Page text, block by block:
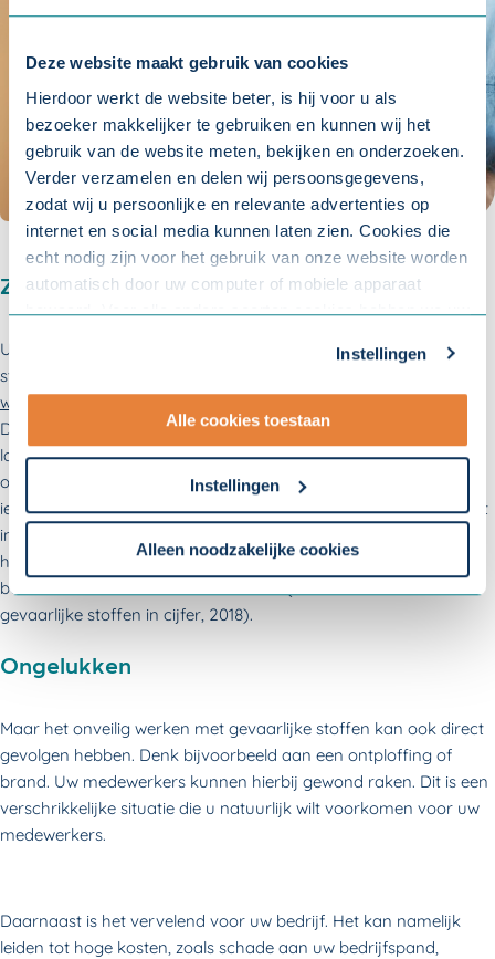
Deze website maakt gebruik van cookies
Hierdoor werkt de website beter, is hij voor u als
bezoeker makkelijker te gebruiken en kunnen wij het
gebruik van de website meten, bekijken en onderzoeken.
Verder verzamelen en delen wij persoonsgegevens,
zodat wij u persoonlijke en relevante advertenties op
internet en social media kunnen laten zien. Cookies die
echt nodig zijn voor het gebruik van onze website worden
automatisch door uw computer of mobiele apparaat
bewaard. Voor alle andere soorten cookies hebben we uw
aanpassen. Met uw toestemming delen wij uw gegevens
met onze10 partners.
- Lees hier onzeprivacyverklaringen onze
Om uw toestemmingsvoorkeur te wijzigen, klikt u op
Instellingen
Alle cookies toestaan
Instellingen
Alleen noodzakelijke cookies
Ziekten en overlijden
Uw medewerkers kunnen door het werken met gevaarlijke
stoffen lichamelijke schade oplopen. Vanuit
werkgeverschapwilt u dit natuurlijk zoveel mogelijk voorkomen.
De meeste schade is te zien op lange termijn. Het kan namelijk
lang duren voordat iemand klachten krijgt. Het gaat dan vaak
om ernstige ziekten, zoals kanker, longziekten en astma. Als
iemand overlijdt door de gevolgen van gevaarlijke stoffen, is dat
in 80% van de gevallen iemand die al met pensioen is. Kanker is
hiervan het vaakst de oorzaak. Dit blijkt uit de laatste
beschikbare informatie van het RIVM (factsheet Werken met
gevaarlijke stoffen in cijfer, 2018).
Ongelukken
Maar het onveilig werken met gevaarlijke stoffen kan ook direct
gevolgen hebben. Denk bijvoorbeeld aan een ontploffing of
brand. Uw medewerkers kunnen hierbij gewond raken. Dit is een
verschrikkelijke situatie die u natuurlijk wilt voorkomen voor uw
medewerkers.
Daarnaast is het vervelend voor uw bedrijf. Het kan namelijk
leiden tot hoge kosten, zoals schade aan uw bedrijfspand,